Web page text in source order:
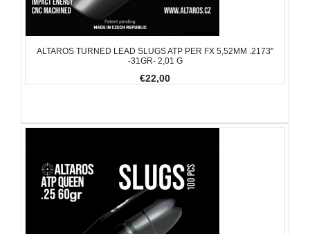
ALTAROS TURNED LEAD SLUGS ATP PER FX 5,52MM .2173"
-31GR- 2,01 G
€22,00